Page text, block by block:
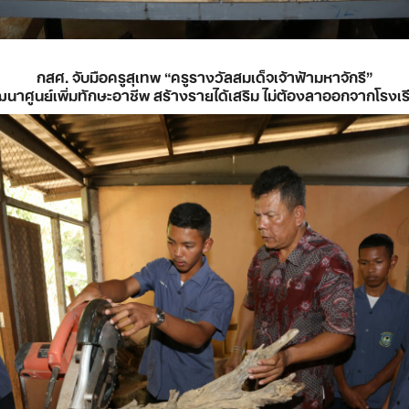
กสศ. จับมือครูสุเทพ “ครูรางวัลสมเด็จเจ้าฟ้ามหาจักรี”
าศูนย์เพิ่มทักษะอาชีพ สร้างรายได้เสริม ไม่ต้องลาออกจากโรงเ